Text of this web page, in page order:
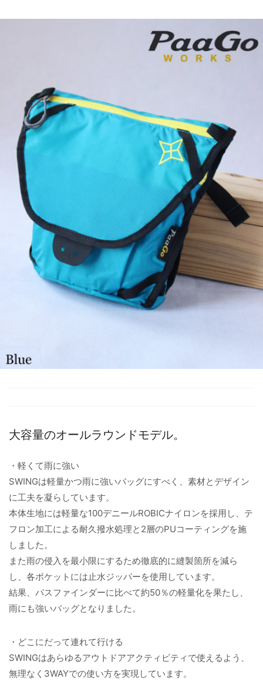
大容量のオールラウンドモデル。
・軽くて雨に強い
SWINGは軽量かつ雨に強いバッグにすべく、素材とデザイン
に工夫を凝らしています。
本体生地には軽量な100デニールROBICナイロンを採用し、テ
フロン加工による耐久撥水処理と2層のPUコーティングを施
しました。
また雨の侵入を最小限にするため徹底的に縫製箇所を減ら
し、各ポケットには止水ジッパーを使用しています。
結果、パスファインダーに比べて約50％の軽量化を果たし、
雨にも強いバッグとなりました。
・どこにだって連れて行ける
SWINGはあらゆるアウトドアアクティビティで使えるよう、
無理なく3WAYでの使い方を実現しています。